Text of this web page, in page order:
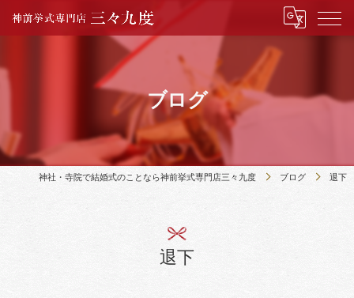
ブログ
神社・寺院で結婚式のことなら神前挙式専門店三々九度 ブログ 退下
退下